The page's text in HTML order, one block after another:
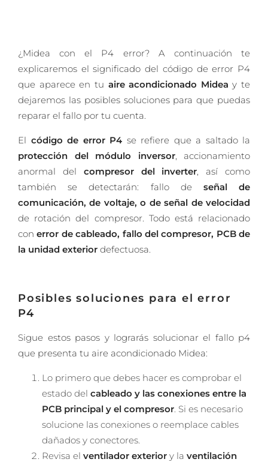
¿Midea con el P4 error? A continuación te
explicaremos el significado del código de error P4
que aparece en tu aire acondicionado Midea y te
dejaremos las posibles soluciones para que puedas
reparar el fallo por tu cuenta.
El código de error P4 se refiere que a saltado la
protección del módulo inversor, accionamiento
anormal del compresor del inverter, así como
también se detectarán: fallo de señal de
comunicación, de voltaje, o de señal de velocidad
de rotación del compresor. Todo está relacionado
conerror de cableado, fallo del compresor, PCB de
la unidad exterior defectuosa.
Posibles soluciones para el error
P4
Sigue estos pasos y lograrás solucionar el fallo p4
que presenta tu aire acondicionado Midea:
Lo primero que debes hacer es comprobar el
estado del cableado y las conexiones entre la
PCB principal y el compresor. Si es necesario
solucione las conexiones o reemplace cables
dañados y conectores.
Revisa el ventilador exterior y la ventilación